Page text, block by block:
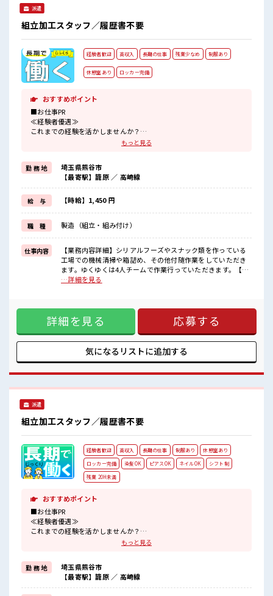
派遣
組立加工スタッフ／履歴書不要
経験者歓迎 高収入 長期の仕事 残業少なめ 制服あり
休憩室あり ロッカー完備
おすすめポイント
■お仕事PR
≪経験者優遇≫
これまでの経験を活かしませんか？
≪プライベートが充実する≫
場合によってはお願いすることもありますが、
残業はほとんどナシ！
制服があると毎日の服選びに悩まずOK♪
≪様々なお仕事をご提案≫
一人で悩まず気軽に相談できる、
派遣のお仕事です！
■職場の雰囲気
休憩室で自分タイム！
のんびりスマホチェック♪
持ち物が多いあなたにもぴったり☆
ロッカー付き職場♪
もっと見る
勤 務 地
埼玉県熊谷市
【最寄駅】籠原 ／ 高崎線
給 与 【時給】1,450 円
職 種 製造（組立・組み付け）
仕事内容
【業務内容詳細】シリアルフーズやスナック類を作っている
工場での機械清掃や箱詰め、その他付随作業をしていただき
ます。ゆくゆくは4人チームで作業行っていただきます。【取
扱製品情報】シリアルフーズやスナック類の機械清掃や箱詰
う方もOK！ ≪プライベートが充実する≫ 場合によってはお
願いすることもありますが、 残業はほとんどナシ！ 制服があ
ると毎日の服選びに悩まずOK♪ ≪様々なお仕事をご提案≫
一人で悩まず気軽に相談できる、 派遣のお仕事です！ ■職場
の雰囲気 休憩室で自分タイム！ のんびりスマホチェック♪ 持
ち物が多いあなたにもぴったり☆ ロッカー付き職場♪ 残業は
…詳細を見る
詳細を見る 応募する
気になるリストに追加する
派遣
組立加工スタッフ／履歴書不要
経験者歓迎 高収入 長期の仕事 制服あり
休憩室あり
ロッカー完備
染髪OK ピアスOK ネイルOK
シフト制
残業 20H未満
おすすめポイント
■お仕事PR
≪経験者優遇≫
これまでの経験を活かしませんか？
≪適度な残業でお給料UP≫
残業は月20時間未満で、
ほどよく稼げます♪
≪モチベーションもUP≫
もっと見る
勤 務 地
埼玉県熊谷市
【最寄駅】籠原 ／ 高崎線